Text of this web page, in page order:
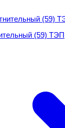
(59) ТЭП
(59) ТЭП